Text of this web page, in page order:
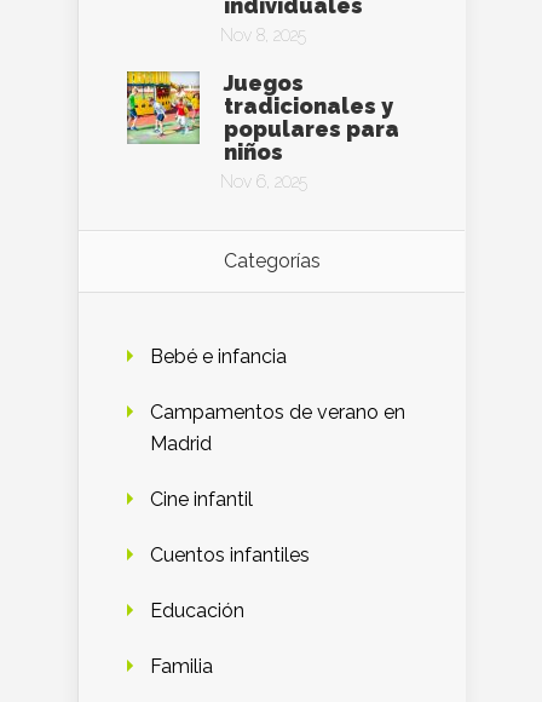
Nov 8, 2025
Juegos
tradicionales y
populares para
niños
Nov 6, 2025
Categorías
Bebé e infancia
Campamentos de verano en
Madrid
Cine infantil
Cuentos infantiles
Educación
Familia